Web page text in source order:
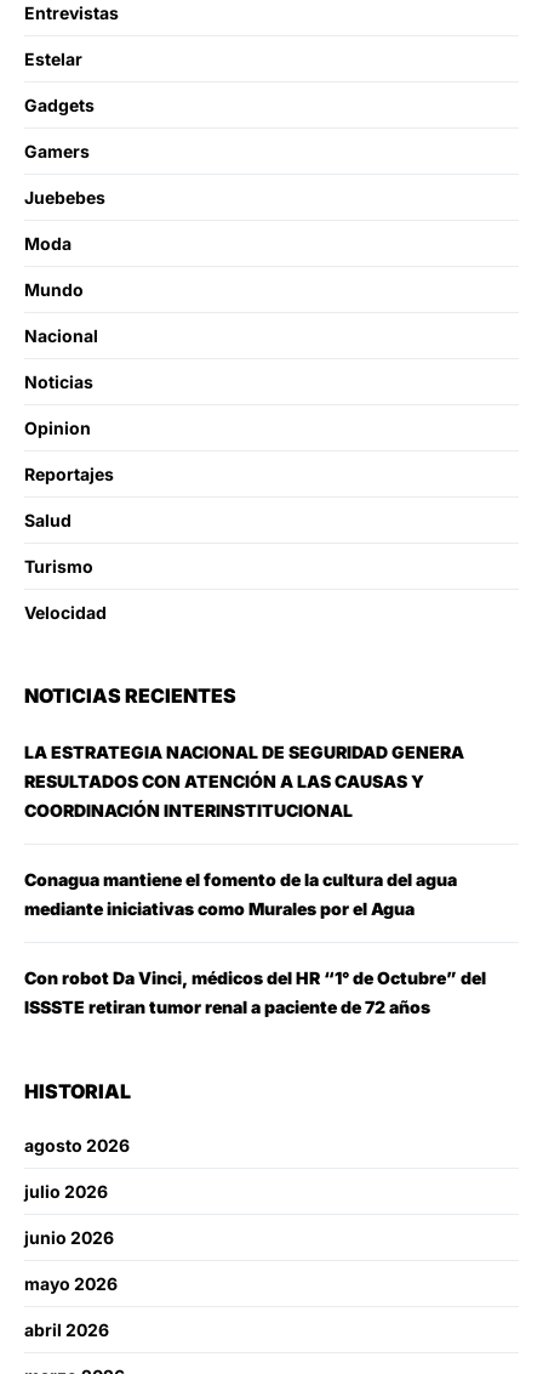
Entrevistas
Estelar
Gadgets
Gamers
Juebebes
Moda
Mundo
Nacional
Noticias
Opinion
Reportajes
Salud
Turismo
Velocidad
NOTICIAS RECIENTES
LA ESTRATEGIA NACIONAL DE SEGURIDAD GENERA
RESULTADOS CON ATENCIÓN A LAS CAUSAS Y
COORDINACIÓN INTERINSTITUCIONAL
Conagua mantiene el fomento de la cultura del agua
mediante iniciativas como Murales por el Agua
Con robot Da Vinci, médicos del HR “1° de Octubre” del
ISSSTE retiran tumor renal a paciente de 72 años
HISTORIAL
agosto 2026
julio 2026
junio 2026
mayo 2026
abril 2026